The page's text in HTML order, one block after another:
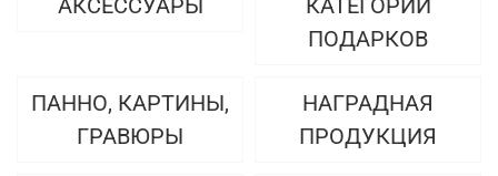
ПОДАРКОВ
ПАННО, КАРТИНЫ,
ГРАВЮРЫ
НАГРАДНАЯ
ПРОДУКЦИЯ